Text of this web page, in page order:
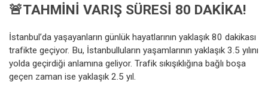
🚨TAHMINI VARIŞ SÜRESI 80 DAKIKA!
İstanbul’da yaşayanların günlük hayatlarının yaklaşık 80 dakikası
trafikte geçiyor. Bu, İstanbulluların yaşamlarının yaklaşık 3.5 yılını
yolda geçirdiği anlamına geliyor. Trafik sıkışıklığına bağlı boşa
geçen zaman ise yaklaşık 2.5 yıl.